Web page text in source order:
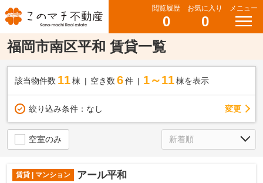
閲覧履歴
0
お気に入り
0
メニュー
福岡市南区平和 賃貸一覧
該当物件数 11棟 空き数 6 件 1～11 棟を表示
絞り込み条件： なし 変更
空室のみ
賃貸 | マンション アール平和